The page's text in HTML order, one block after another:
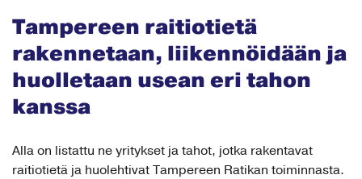
Tampereen raitiotietä
rakennetaan, liikennöidään ja
huolletaan usean eri tahon
kanssa
Alla on listattu ne yritykset ja tahot, jotka rakentavat
raitiotietä ja huolehtivat Tampereen Ratikan toiminnasta.